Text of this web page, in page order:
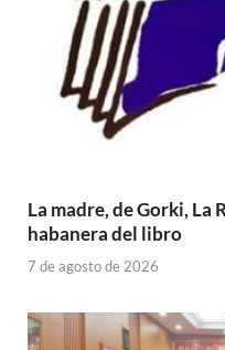
La madre, de Gorki, La
habanera del libro
7 de agosto de 2026